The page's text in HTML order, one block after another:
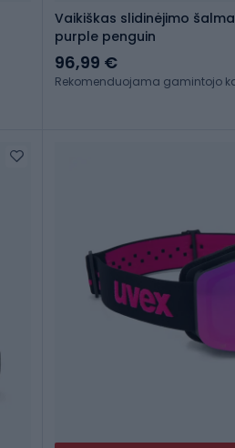
Vaikiškas slidinėjimo
purple penguin
96,99 €
Rekomenduojama gamintojo